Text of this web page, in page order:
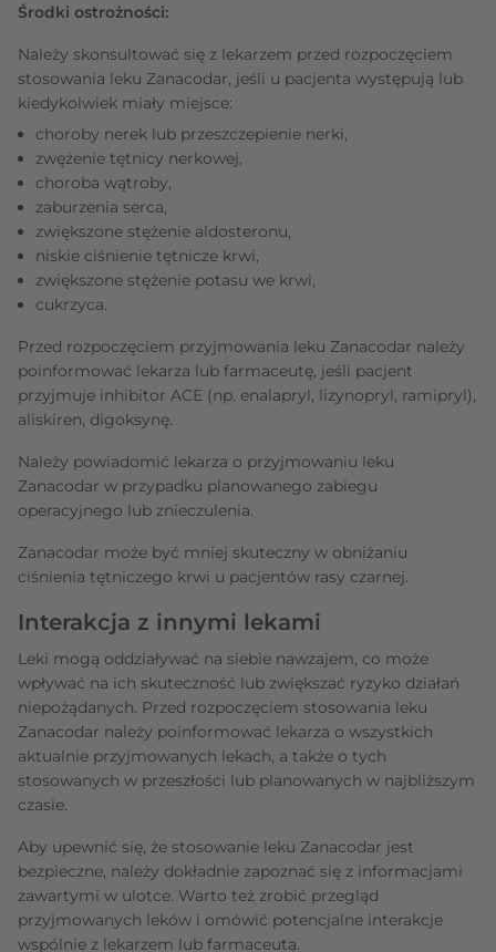
Środki ostrożności:
Należy skonsultować się z lekarzem przed rozpoczęciem
stosowania leku Zanacodar, jeśli u pacjenta występują lub
kiedykolwiek miały miejsce:
choroby nerek lub przeszczepienie nerki,
zwężenie tętnicy nerkowej,
choroba wątroby,
zaburzenia serca,
zwiększone stężenie aldosteronu,
niskie ciśnienie tętnicze krwi,
zwiększone stężenie potasu we krwi,
cukrzyca.
Przed rozpoczęciem przyjmowania leku Zanacodar należy
poinformować lekarza lub farmaceutę, jeśli pacjent
przyjmuje inhibitor ACE (np. enalapryl, lizynopryl, ramipryl),
aliskiren, digoksynę.
Należy powiadomić lekarza o przyjmowaniu leku
Zanacodar w przypadku planowanego zabiegu
operacyjnego lub znieczulenia.
Zanacodar może być mniej skuteczny w obniżaniu
ciśnienia tętniczego krwi u pacjentów rasy czarnej.
Interakcja z innymi lekami
Leki mogą oddziaływać na siebie nawzajem, co może
wpływać na ich skuteczność lub zwiększać ryzyko działań
niepożądanych. Przed rozpoczęciem stosowania leku
Zanacodar należy poinformować lekarza o wszystkich
aktualnie przyjmowanych lekach, a także o tych
stosowanych w przeszłości lub planowanych w najbliższym
czasie.
Aby upewnić się, że stosowanie leku Zanacodar jest
bezpieczne, należy dokładnie zapoznać się z informacjami
zawartymi w ulotce. Warto też zrobić przegląd
przyjmowanych leków i omówić potencjalne interakcje
wspólnie z lekarzem lub farmaceutą.